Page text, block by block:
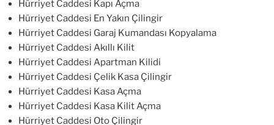
Hürriyet Caddesi Kapı Açma
Hürriyet Caddesi En Yakın Çilingir
Hürriyet Caddesi Garaj Kumandası Kopyalama
Hürriyet Caddesi Akıllı Kilit
Hürriyet Caddesi Apartman Kilidi
Hürriyet Caddesi Çelik Kasa Çilingir
Hürriyet Caddesi Kasa Açma
Hürriyet Caddesi Kasa Kilit Açma
Hürriyet Caddesi Oto Çilingir